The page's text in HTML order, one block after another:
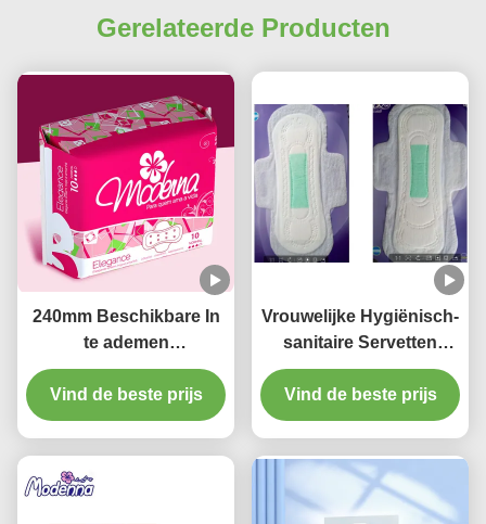
Gerelateerde Producten
240mm Beschikbare In
te ademen
Maandverbanden Daisy
Perfume For Day Use
Vind de beste prijs
Vrouwelijke Hygiënisch-
sanitaire Servetten
Beschikbare Natuurlijke
Katoenen Stootkussens
voor Periodes
Vind de beste prijs